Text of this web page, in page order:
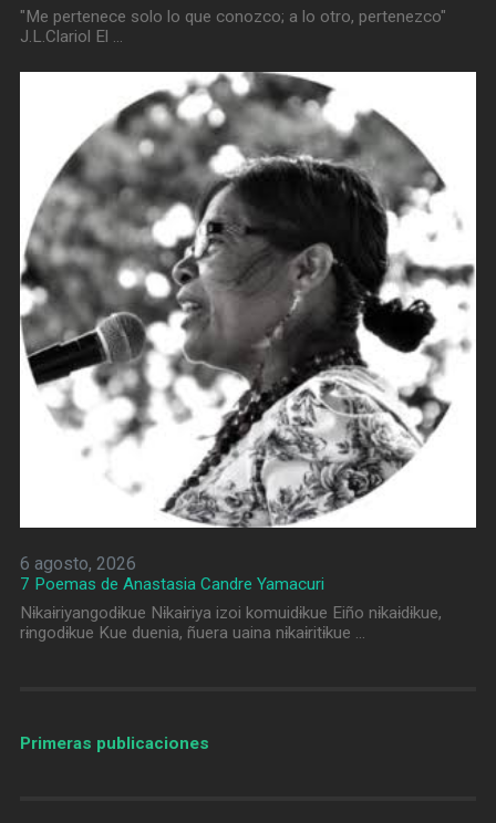
"Me pertenece solo lo que conozco; a lo otro, pertenezco"
J.L.Clariol El …
6 agosto, 2026
7 Poemas de Anastasia Candre Yamacuri
Nɨkaɨriyangodɨkue Nɨkaɨriya izoi komuidɨkue Eiño nɨkaɨdɨkue,
rɨngodɨkue Kue duenia, ñuera uaina nɨkaɨritɨkue …
Primeras publicaciones